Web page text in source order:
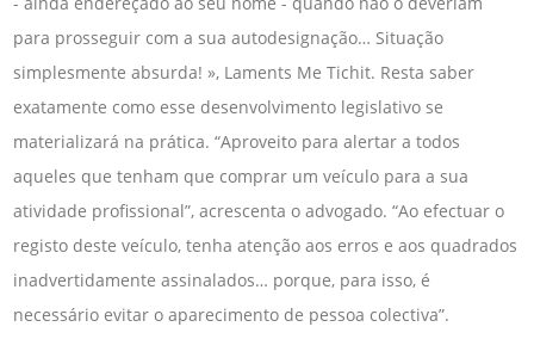
para prosseguir com a sua autodesignação… Situação
simplesmente absurda! », Laments Me Tichit. Resta saber
exatamente como esse desenvolvimento legislativo se
materializará na prática. “Aproveito para alertar a todos
aqueles que tenham que comprar um veículo para a sua
atividade profissional”, acrescenta o advogado. “Ao efectuar o
registo deste veículo, tenha atenção aos erros e aos quadrados
inadvertidamente assinalados… porque, para isso, é
necessário evitar o aparecimento de pessoa colectiva”.